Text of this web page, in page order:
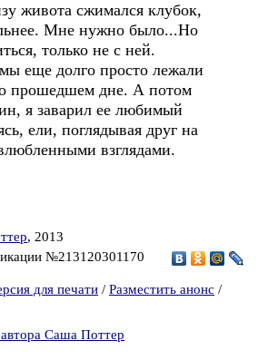
живота сжимался клубок,
Мне нужно было...Но
только не с ней.
еще долго просто лежали
о прошедшем дне. А потом
я заварил ее любимый
ели, поглядывая друг на
взглядами.
, 2013
№213120301170
для печати / Разместить анонс /
Саша Поттер